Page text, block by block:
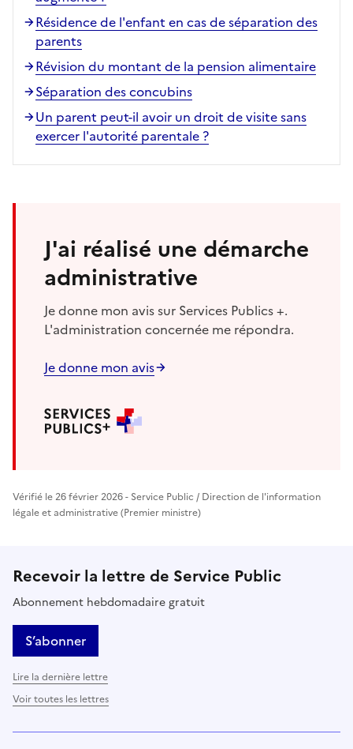
Résidence de l'enfant en cas de séparation des
parents
Révision du montant de la pension alimentaire
Séparation des concubins
Un parent peut-il avoir un droit de visite sans
exercer l'autorité parentale ?
J'ai réalisé une démarche
administrative
Je donne mon avis sur Services Publics +.
L'administration concernée me répondra.
Je donne mon avis
Vérifié le 26 février 2026 - Service Public / Direction de l'information
légale et administrative (Premier ministre)
Recevoir la lettre de Service Public
Abonnement hebdomadaire gratuit
S’abonner
Lire la dernière lettre
Voir toutes les lettres